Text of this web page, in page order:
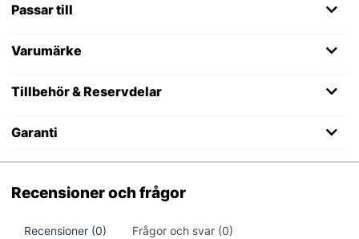
Passar till
Varumärke
Tillbehör & Reservdelar
Garanti
Recensioner och frågor
Recensioner (0) Frågor och svar (0)